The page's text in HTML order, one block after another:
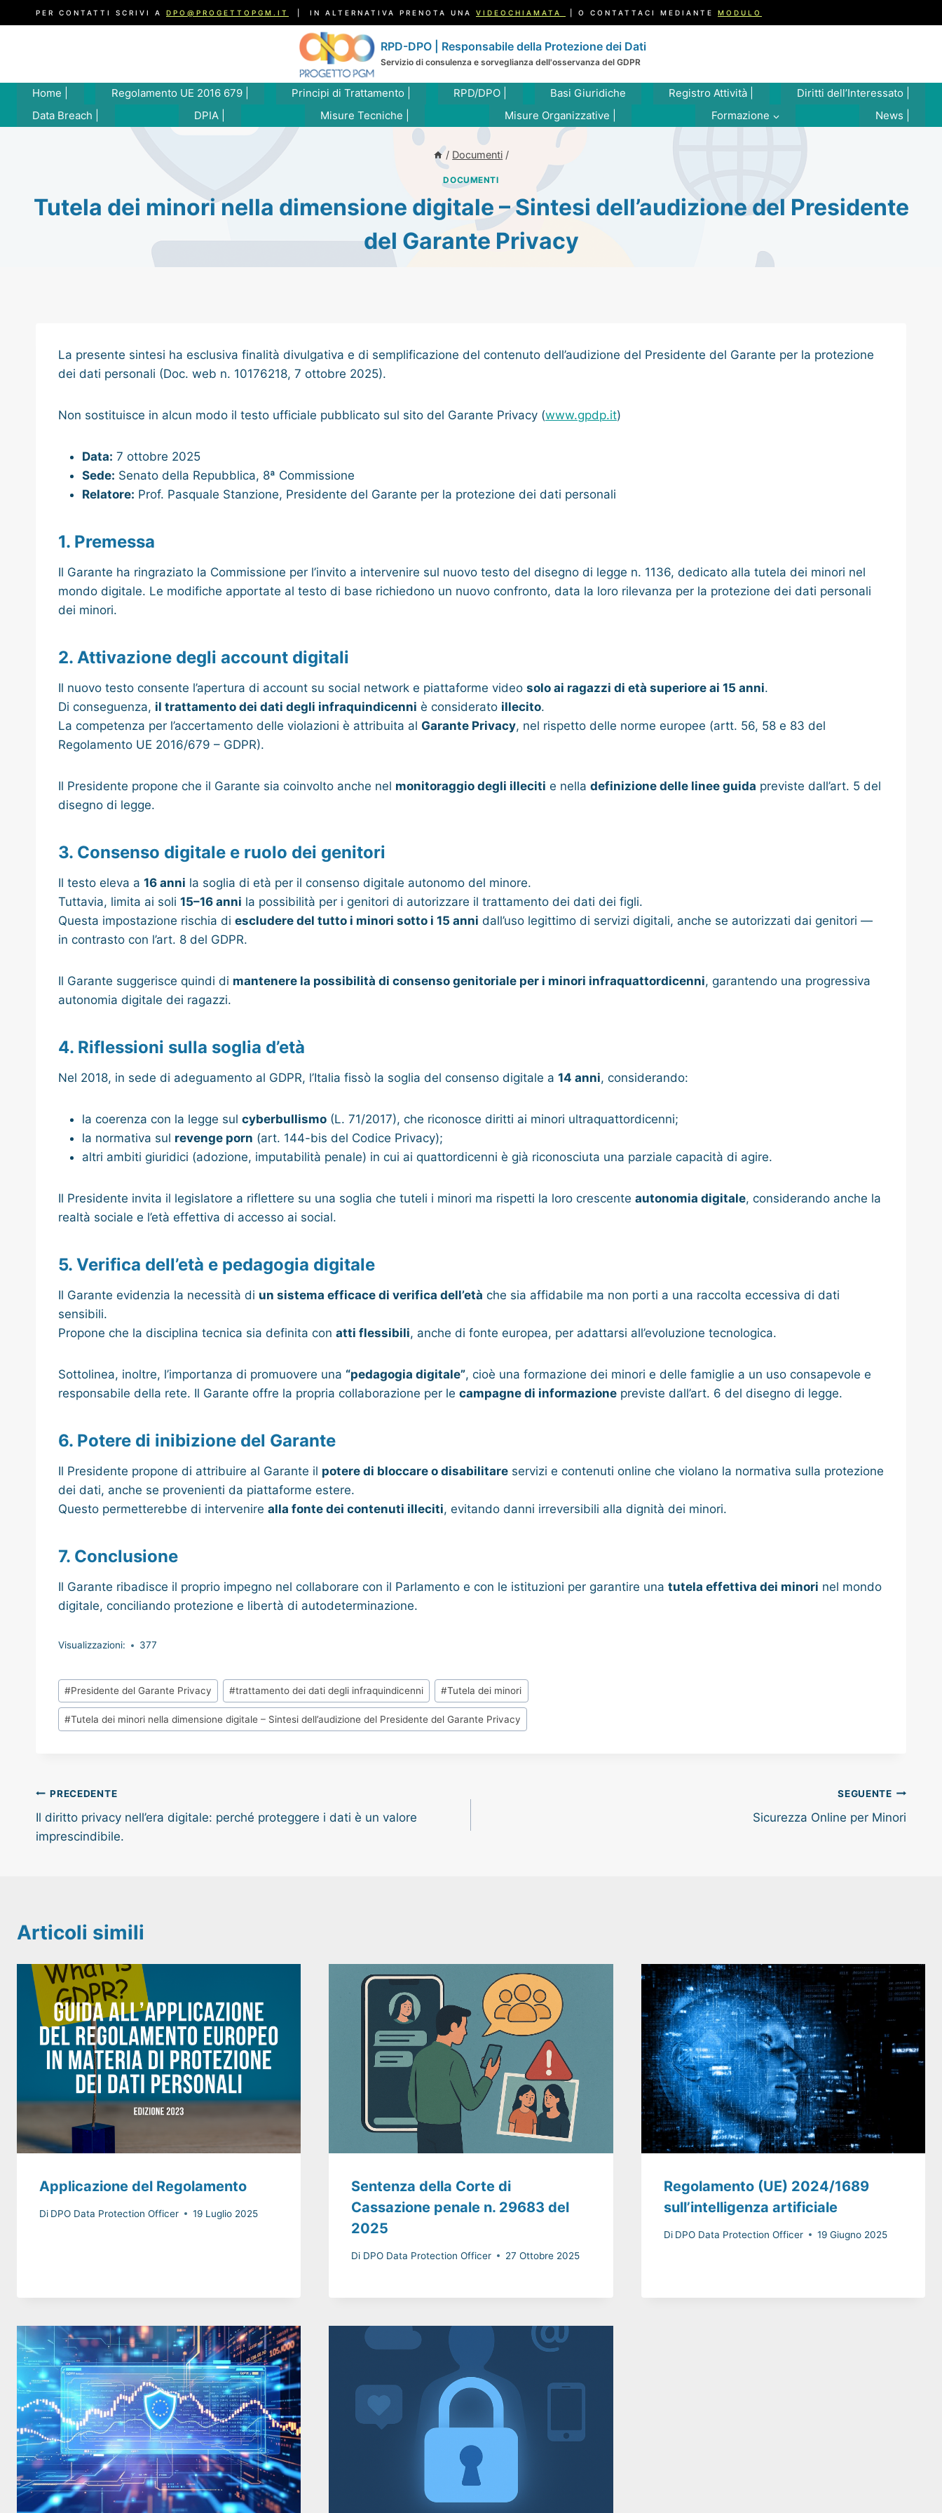
al
PER CONTATTI SCRIVI A DPO@PROGETTOPGM.IT | IN ALTERNATIVA PRENOTA UNA VIDEOCHIAMATA | O CONTATTACI MEDIANTE MODULO
RPD-DPO | Responsabile della Protezione dei Dati
Servizio di consulenza e sorveglianza dell'osservanza del GDPR
Home | Regolamento UE 2016 679 | Principi di Trattamento | RPD/DPO | Basi Giuridiche Registro Attività |
Diritti dell’Interessato |
Data Breach |
DPIA | Misure Tecniche | Misure Organizzative | Formazione News |
/ Documenti /
DOCUMENTI
Tutela dei minori nella dimensione digitale – Sintesi dell’audizione del Presidente
del Garante Privacy
La presente sintesi ha esclusiva finalità divulgativa e di semplificazione del contenuto dell’audizione del Presidente del Garante per la protezione
dei dati personali (Doc. web n. 10176218, 7 ottobre 2025).
Non sostituisce in alcun modo il testo ufficiale pubblicato sul sito del Garante Privacy (www.gpdp.it)
Data: 7 ottobre 2025
Sede: Senato della Repubblica, 8ª Commissione
Relatore: Prof. Pasquale Stanzione, Presidente del Garante per la protezione dei dati personali
1. Premessa
Il Garante ha ringraziato la Commissione per l’invito a intervenire sul nuovo testo del disegno di legge n. 1136, dedicato alla tutela dei minori nel
mondo digitale. Le modifiche apportate al testo di base richiedono un nuovo confronto, data la loro rilevanza per la protezione dei dati personali
dei minori.
2. Attivazione degli account digitali
Il nuovo testo consente l’apertura di account su social network e piattaforme video solo ai ragazzi di età superiore ai 15 anni.
Di conseguenza, il trattamento dei dati degli infraquindicenni è considerato illecito.
La competenza per l’accertamento delle violazioni è attribuita al Garante Privacy, nel rispetto delle norme europee (artt. 56, 58 e 83 del
Regolamento UE 2016/679 – GDPR).
Il Presidente propone che il Garante sia coinvolto anche nel monitoraggio degli illeciti e nella definizione delle linee guida previste dall’art. 5 del
disegno di legge.
3. Consenso digitale e ruolo dei genitori
Il testo eleva a 16 anni la soglia di età per il consenso digitale autonomo del minore.
Tuttavia, limita ai soli 15–16 anni la possibilità per i genitori di autorizzare il trattamento dei dati dei figli.
Questa impostazione rischia di escludere del tutto i minori sotto i 15 anni dall’uso legittimo di servizi digitali, anche se autorizzati dai genitori —
in contrasto con l’art. 8 del GDPR.
Il Garante suggerisce quindi di mantenere la possibilità di consenso genitoriale per i minori infraquattordicenni, garantendo una progressiva
autonomia digitale dei ragazzi.
4. Riflessioni sulla soglia d’età
Nel 2018, in sede di adeguamento al GDPR, l’Italia fissò la soglia del consenso digitale a 14 anni, considerando:
la coerenza con la legge sul cyberbullismo (L. 71/2017), che riconosce diritti ai minori ultraquattordicenni;
la normativa sul revenge porn (art. 144-bis del Codice Privacy);
altri ambiti giuridici (adozione, imputabilità penale) in cui ai quattordicenni è già riconosciuta una parziale capacità di agire.
Il Presidente invita il legislatore a riflettere su una soglia che tuteli i minori ma rispetti la loro crescente autonomia digitale, considerando anche la
realtà sociale e l’età effettiva di accesso ai social.
5. Verifica dell’età e pedagogia digitale
Il Garante evidenzia la necessità di un sistema efficace di verifica dell’età che sia affidabile ma non porti a una raccolta eccessiva di dati
sensibili.
Propone che la disciplina tecnica sia definita con atti flessibili, anche di fonte europea, per adattarsi all’evoluzione tecnologica.
Sottolinea, inoltre, l’importanza di promuovere una “pedagogia digitale”, cioè una formazione dei minori e delle famiglie a un uso consapevole e
responsabile della rete. Il Garante offre la propria collaborazione per le campagne di informazione previste dall’art. 6 del disegno di legge.
6. Potere di inibizione del Garante
Il Presidente propone di attribuire al Garante il potere di bloccare o disabilitare servizi e contenuti online che violano la normativa sulla protezione
dei dati, anche se provenienti da piattaforme estere.
Questo permetterebbe di intervenire alla fonte dei contenuti illeciti, evitando danni irreversibili alla dignità dei minori.
7. Conclusione
Il Garante ribadisce il proprio impegno nel collaborare con il Parlamento e con le istituzioni per garantire una tutela effettiva dei minori nel mondo
digitale, conciliando protezione e libertà di autodeterminazione.
Visualizzazioni: 377
Tag
articolo:
#Presidente del Garante Privacy #trattamento dei dati degli infraquindicenni #Tutela dei minori
#Tutela dei minori nella dimensione digitale – Sintesi dell’audizione del Presidente del Garante Privacy
Navigazione
articoli
PRECEDENTE
Il diritto privacy nell’era digitale: perché proteggere i dati è un valore
imprescindibile.
SEGUENTE
Sicurezza Online per Minori
Articoli simili
Applicazione del Regolamento
Di DPO Data Protection Officer 19 Luglio 2025
Sentenza della Corte di
Cassazione penale n. 29683 del
2025
Di DPO Data Protection Officer 27 Ottobre 2025
Regolamento (UE) 2024/1689
sull’intelligenza artificiale
Di DPO Data Protection Officer 19 Giugno 2025